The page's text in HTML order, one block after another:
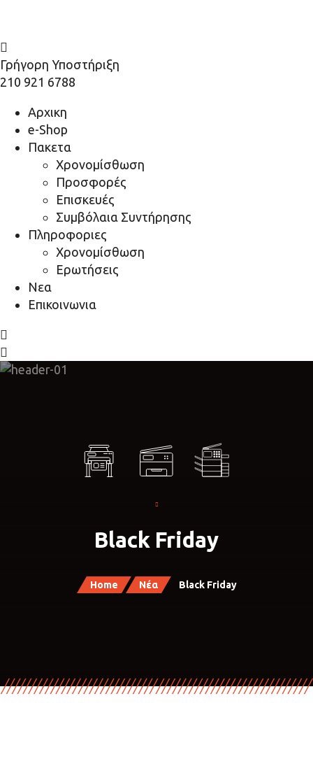
Γρήγορη Υποστήριξη
210 921 6788
Αρχικη
e-Shop
Πακετα
Χρονομίσθωση
Προσφορές
Επισκευές
Συμβόλαια Συντήρησης
Πληροφοριες
Χρονομίσθωση
Ερωτήσεις
Νεα
Επικοινωνια
Black Friday
Home Νέα Black Friday